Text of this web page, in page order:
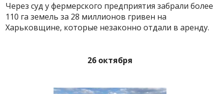
Через суд у фермерского предприятия забрали более
110 га земель за 28 миллионов гривен на
Харьковщине, которые незаконно отдали в аренду.
26 октября